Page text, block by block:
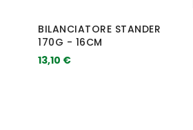
BILANCIATORE STANDER
170G - 16CM
13,10 €